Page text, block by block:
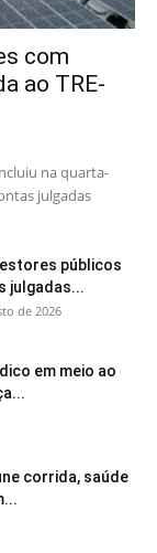
com
ao TRE-
na quarta-
julgadas
públicos
julgadas...
de 2026
em meio ao
corrida, saúde